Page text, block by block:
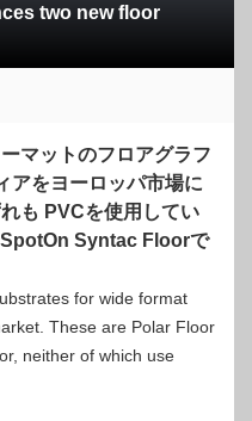
two new floor
マットのフロアグラフ
アをヨーロッパ市場に
も PVCを使用してい
Syntac Floorで
for wide format
These are Polar Floor
neither of which use